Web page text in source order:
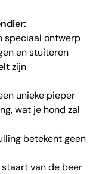
speciaal ontwerp
en stuiteren
zijn
unieke pieper
wat je hond zal
betekent geen
van de beer